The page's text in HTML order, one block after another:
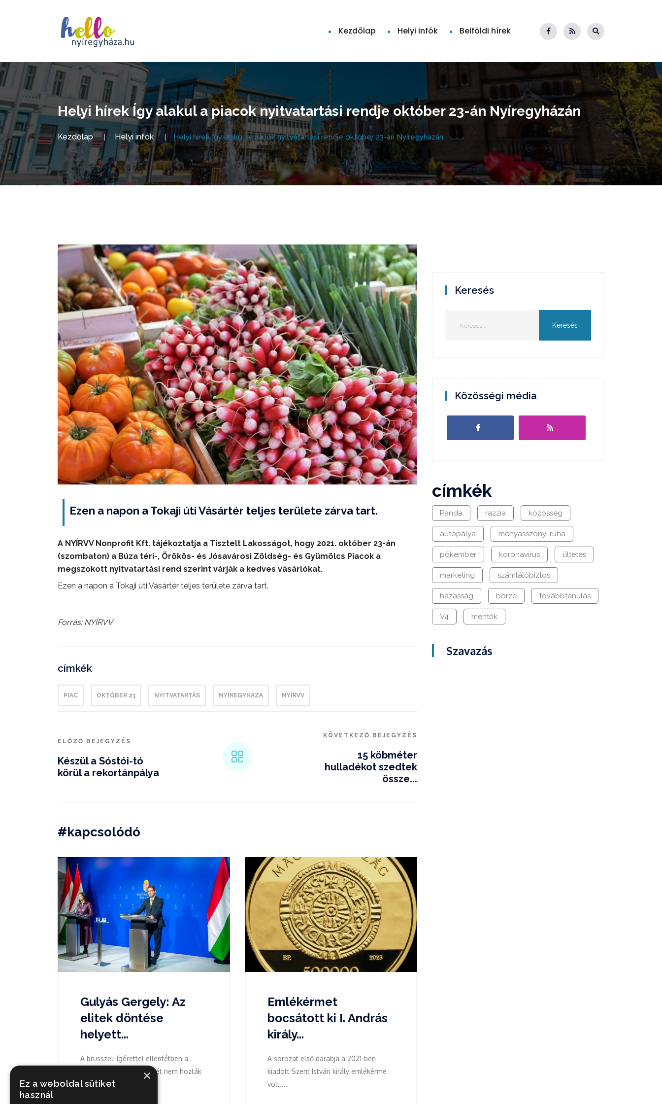
Kezdőlap Helyi infók Belföldi hírek
Helyi hírek Így alakul a piacok nyitvatartási rendje október 23-án Nyíregyházán
Kezdőlap Helyi infók Helyi hírek Így alakul a piacok nyitvatartási rendje október 23-án Nyíregyházán
Ezen a napon a Tokaji úti Vásártér teljes területe zárva tart.
A NYÍRVV Nonprofit Kft. tájékoztatja a Tisztelt Lakosságot, hogy 2021. október 23-án
(szombaton) a Búza téri-, Örökös- és Jósavárosi Zöldség- és Gyümölcs Piacok a
megszokott nyitvatartási rend szerint várják a kedves vásárlókat.
Ezen a napon a Tokaji úti Vásártér teljes területe zárva tart.
Forrás: NYÍRVV
címkék
PIAC OKTÓBER 23 NYITVATARTÁS NYÍREGYHÁZA NYÍRVV
ELŐZŐ BEJEGYZÉS
Készül a Sóstói-tó
körül a rekortánpálya
KÖVETKEZŐ BEJEGYZÉS
15 köbméter
hulladékot szedtek
össze...
#kapcsolódó
Gulyás Gergely: Az
elitek döntése
helyett...
A brüsszeli ígérettel ellentétben a
szankciók a háború végét nem hozták
közelebb,...
Emlékérmet
bocsátott ki I. András
király...
A sorozat első darabja a 2021-ben
kiadott Szent István király emlékérme
volt....
Keresés
Közösségi média
címkék
Panda razzia közösség
autópálya menyasszonyi ruha
pókember koronavírus ültetés
marketing számlálóbiztos
házasság börze továbbtanulás
V4 mentők
Szavazás
×
Ez a weboldal sütiket
használ